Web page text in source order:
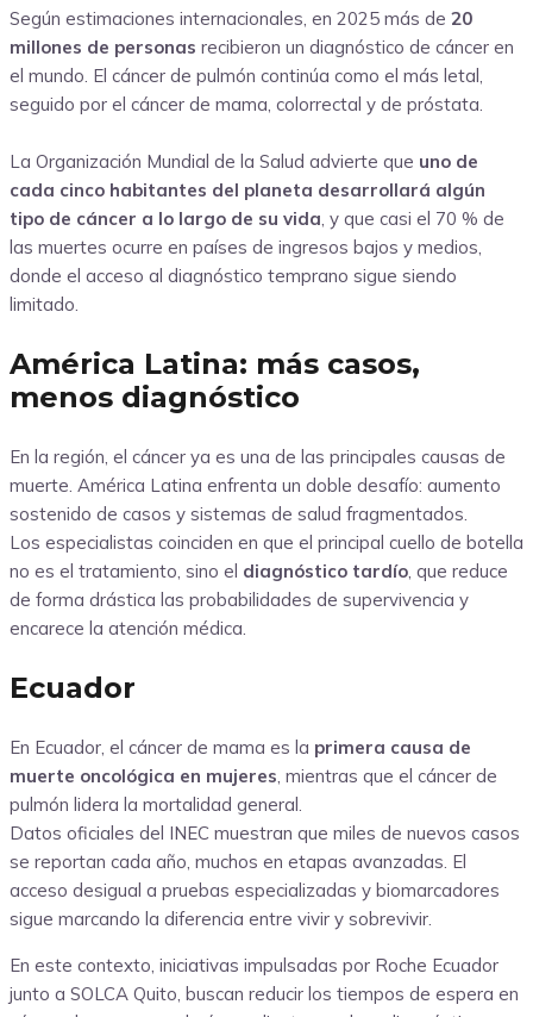
Según estimaciones internacionales, en 2025 más de 20
millones de personas recibieron un diagnóstico de cáncer en
el mundo. El cáncer de pulmón continúa como el más letal,
seguido por el cáncer de mama, colorrectal y de próstata.
La Organización Mundial de la Salud advierte que uno de
cada cinco habitantes del planeta desarrollará algún
tipo de cáncer a lo largo de su vida, y que casi el 70 % de
las muertes ocurre en países de ingresos bajos y medios,
donde el acceso al diagnóstico temprano sigue siendo
limitado.
América Latina: más casos,
menos diagnóstico
En la región, el cáncer ya es una de las principales causas de
muerte. América Latina enfrenta un doble desafío: aumento
sostenido de casos y sistemas de salud fragmentados.
Los especialistas coinciden en que el principal cuello de botella
no es el tratamiento, sino el diagnóstico tardío, que reduce
de forma drástica las probabilidades de supervivencia y
encarece la atención médica.
Ecuador
En Ecuador, el cáncer de mama es la primera causa de
muerte oncológica en mujeres, mientras que el cáncer de
pulmón lidera la mortalidad general.
Datos oficiales del INEC muestran que miles de nuevos casos
se reportan cada año, muchos en etapas avanzadas. El
acceso desigual a pruebas especializadas y biomarcadores
sigue marcando la diferencia entre vivir y sobrevivir.
En este contexto, iniciativas impulsadas por Roche Ecuador
junto a SOLCA Quito, buscan reducir los tiempos de espera en